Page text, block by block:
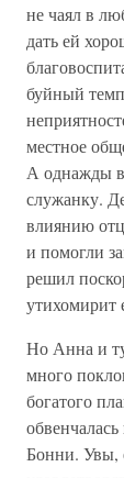
не чаял в
дать ей
буйный
местное
А однажды в
служанку.
влиянию
и помогли
решил
утихомирит
Но Анна и
много
богатого
Бонни. Увы,